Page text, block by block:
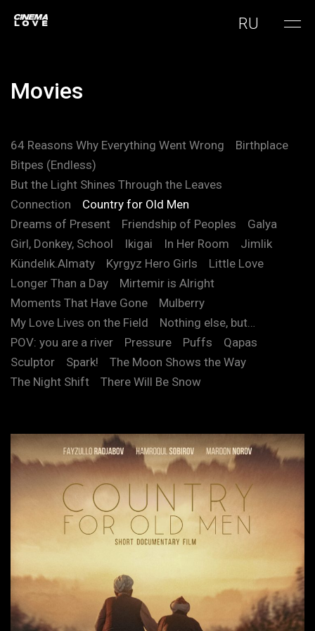
RU
Movies
64 Reasons Why Everything Went Wrong
Birthplace
Bitpes (Endless)
But the Light Shines Through the Leaves
Connection
Country for Old Men
Dreams of Present
Friendship of Peoples
Galya
Girl, Donkey, School
Ikigai In Her Room
Jimlik
Kündelık.Almaty
Kyrgyz Hero Girls
Little Love
Longer Than a Day
Mirtemir is Alright
Moments That Have Gone
Mulberry
My Love Lives on the Field
Nothing else, but…
POV: you are a river
Pressure Puffs
Qapas
Sculptor
Spark!
The Moon Shows the Way
The Night Shift
There Will Be Snow